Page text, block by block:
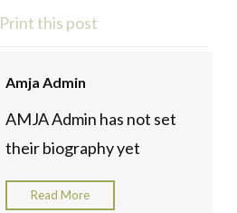
Print this post
Amja Admin
AMJA Admin has not set
their biography yet
Read More